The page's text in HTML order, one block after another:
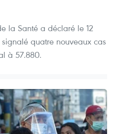
la Santé a déclaré le 12
quatre nouveaux cas
à 57.880.